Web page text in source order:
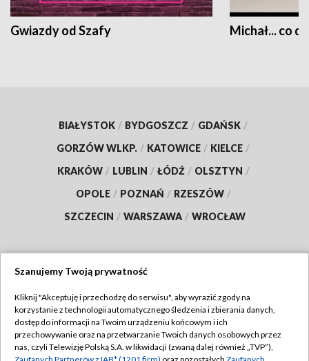
Gwiazdy od Szafy Michał... co
BIAŁYSTOK / BYDGOSZCZ / GDAŃSK /
GORZÓW WLKP. / KATOWICE / KIELCE /
KRAKÓW / LUBLIN / ŁÓDŹ / OLSZTYN /
OPOLE / POZNAŃ / RZESZÓW /
SZCZECIN / WARSZAWA / WROCŁAW
TVP
Abonament TVP
Emisja w TVP
Regulamin TVP
Szanujemy Twoją prywatność
Kliknij "Akceptuję i przechodzę do serwisu", aby wyrazić zgody na
korzystanie z technologii automatycznego śledzenia i zbierania danych,
dostęp do informacji na Twoim urządzeniu końcowym i ich
przechowywanie oraz na przetwarzanie Twoich danych osobowych przez
nas, czyli Telewizję Polską S.A. w likwidacji (zwaną dalej również „TVP”),